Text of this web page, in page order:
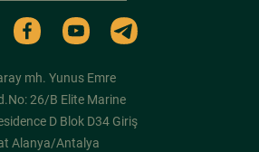
mh. Yunus Emre
26/B Elite Marine
D Blok D34 Giriş
Alanya/Antalya